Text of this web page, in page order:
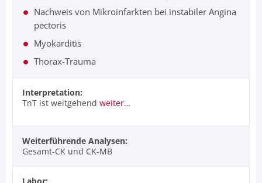
Nachweis von Mikroinfarkten bei instabiler Angina
pectoris
Myokarditis
Thorax-Trauma
Interpretation:
TnT ist weitgehend weiter…
Weiterführende Analysen:
Gesamt-CK und CK-MB